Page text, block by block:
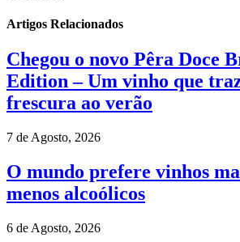
Artigos Relacionados
Chegou o novo Pêra Doce
Edition – Um vinho que
frescura ao verão
7 de Agosto, 2026
O mundo prefere vinhos
menos alcoólicos
6 de Agosto, 2026